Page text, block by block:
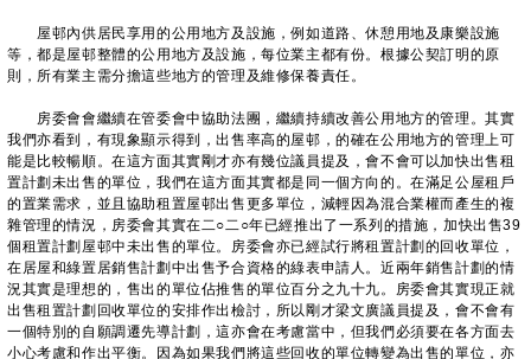
屋邨內供居民享用的公用地方及設施，例如道路、休憩用地及康樂設施
等，都是屋邨整體的公用地方及設施，每位業主都有份。根據公契訂明的原
則，所有業主需分擔這些地方的管理及維修保養責任。
房委會會繼續在管委會中協助法團，繼續持續改善公用地方的管理。其實
我們亦看到，有現象顯示得到，出售率高的屋邨，的確在公用地方的管理上可
能是比較暢順。在這方面其實剛才亦有幾位議員提及，會不會可以加快出售租
置計劃未出售的單位，我們在這方面其實都是同一個方向的。在滿足公屋租戶
的置業需求，並且協助租置屋邨出售更多單位，減輕因為混合業權而產生的複
雜管理的情況，房委會其實在二○二○年已經推出了一系列的措施，加快出售39
個租置計劃屋邨中未出售的單位。房委會亦已經試行將租置計劃的回收單位，
在居屋和綠置居銷售計劃中出售予合資格的綠表申請人。近兩年銷售計劃的情
況其實是理想的，售出的單位佔推售的單位百分之九十九。房委會其實現正就
出售租置計劃回收單位的安排作出檢討，所以剛才梁文廣議員提及，會不會有
一個特別的自願調遷先導計劃，這亦會在考慮當中，但我們必須要在各方面去
小心考慮和作出平衡。因為如果我們將這些回收的單位轉變為出售的單位，亦